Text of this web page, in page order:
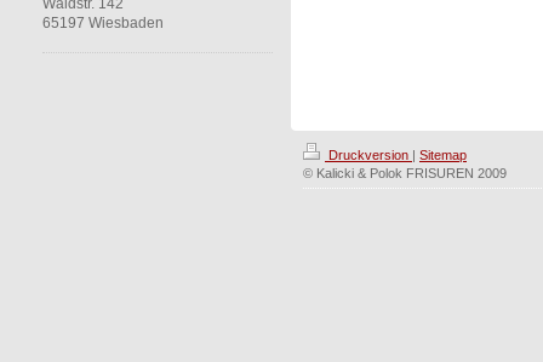
Waldstr. 142
65197 Wiesbaden
Druckversion | Sitemap
© Kalicki & Polok FRISUREN 2009